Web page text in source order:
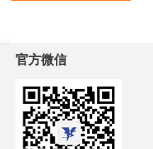
官方微信